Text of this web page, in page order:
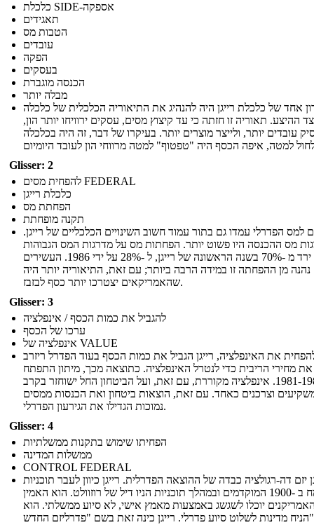
כלכלת SIDE-אספקה
תאגידים
הטבות מס
עובדים
הפקה
בעסקים
הכנסה מוגברת
מבלה יותר
אחד של כלכלת רייגן היה להנהיג את התיאוריה הכלכלית של כלכלה
ההיצע. תאוריה זו חזתה כי עד קיצוץ מסים, עסקים ירוויחו יותר הון,
עובדים יותר, ולייצר מוצרים יותר. בעיקרו של דבר, זה היה בכלכלה
Glisser: 2
להפחית מסים FEDERAL
כלכלת רייגן
הפחתת מס
תקנה מופחתת
למס הפדרלי עמדו גם בתור עמוד חשוב השינויים הכלכליים של רייגן.
מס ההכנסה היו פשוט יותר. הפחתות מס על מדרגות המס הגבוהות
ביותר ירד מ -70% בשנה הראשונה של רייגן, ל -28% על ידי 1986. העשירים
נהנה מן ההפחתה זו במידה הרבה ביותר; עם זאת, התיאוריה יותר היה
שהאמריקאים יצטרכו יותר כסף לבזבז.
Glisser: 3
להגביל את כמות הכסף / אינפלציה
ערכו של הכסף
אינפלציה של VALUE
את האינפלציה, רייגן הגביל את כמות הכסף בעוד הפדרל ריזרב
מחירי הריבית כדי לנטרל האינפלציה. כתוצאה מכך, מיתון התפתח
בין 1981-1982. אינפלציה מקוררת, עם זאת, ועל הביטחון החל ישוחזר בקרב
וצרכנים כאחד. עם זאת, הוצאות ביטחון ואת הכנסות ממסים
נמוכות הגדילו את הגירעון הפדרלי.
Glisser: 4
הפחיתו שימוש בתקנות ממשלתיות
ממשלות המדינה
CONTROL FEDERAL
יזם דה-רגולציה כבדה של ההוצאה הפדרלית. רייגן כיוון לעבר תוכניות
שהצמח ב -1900 המוקדמים ובמהלך תוכניות הניו דיל של רוזוולט. הוא האמין
יוכלו לשגשג באמצעות מאמץ אישי, לא סיוע ממשלתי. הוא
בשם "פדרליזם החדש".